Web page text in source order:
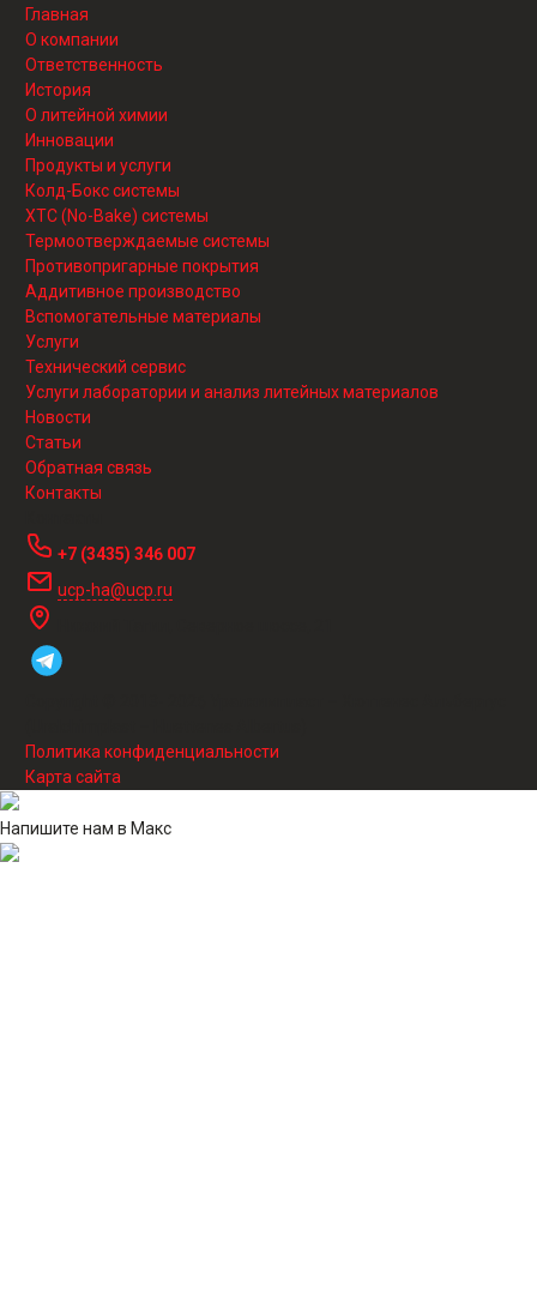
Главная
О компании
Ответственность
История
О литейной химии
Инновации
Продукты и услуги
Колд-Бокс системы
ХТС (No-Bake) системы
Термоотверждаемые системы
Противопригарные покрытия
Аддитивное производство
Вспомогательные материалы
Услуги
Технический сервис
Услуги лаборатории и анализ литейных материалов
Новости
Статьи
Обратная связь
Контакты
+7 (3435) 346 007
ucp-ha@ucp.ru
Политика конфиденциальности
Карта сайта
Напишите нам в Макс